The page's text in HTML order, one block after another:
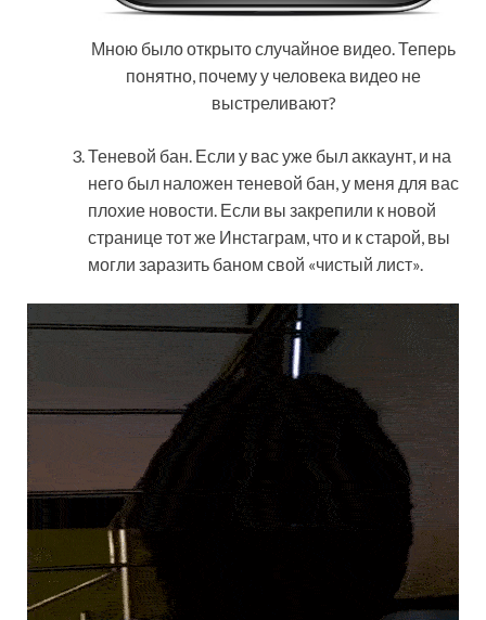
Мною было открыто случайное видео. Теперь
понятно, почему у человека видео не
выстреливают?
Теневой бан. Если у вас уже был аккаунт, и на
него был наложен теневой бан, у меня для вас
плохие новости. Если вы закрепили к новой
странице тот же Инстаграм, что и к старой, вы
могли заразить баном свой «чистый лист».